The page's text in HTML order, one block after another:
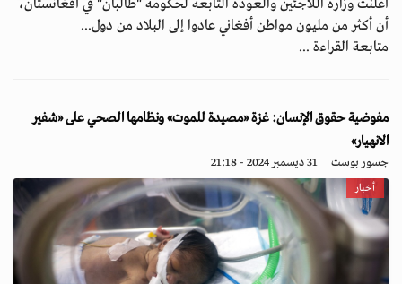
أعلنت وزارة اللاجئين والعودة التابعة لحكومة "طالبان" في أفغانستان،
أن أكثر من مليون مواطن أفغاني عادوا إلى البلاد من دول...
متابعة القراءة ...
مفوضية حقوق الإنسان: غزة «مصيدة للموت» ونظامها الصحي على «شفير
الانهيار»
جسور بوست 31 ديسمبر 2024 - 21:18
أخبار